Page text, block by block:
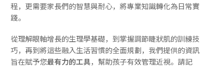
程，更需要家長們的智慧與耐心，將專業知識轉化為日常實
踐。
從理解眼軸增長的生理學基礎，到掌握調節睫狀肌的訓練技
巧，再到將這些融入生活習慣的全面規劃，我們提供的資訊
旨在賦予您最有力的工具，幫助孩子有效管理近視。請記